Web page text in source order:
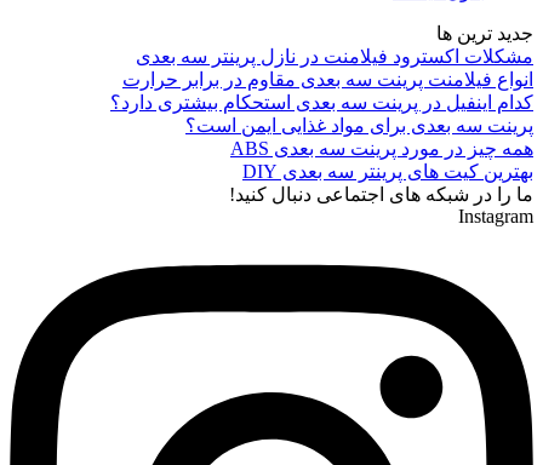
جدید ترین ها
مشکلات اکسترود فیلامنت در نازل پرینتر سه بعدی
انواع فیلامنت پرینت سه بعدی مقاوم در برابر حرارت
کدام اینفیل در پرینت سه بعدی استحکام بیشتری دارد؟
پرینت سه بعدی برای مواد غذایی ایمن است؟
همه چیز در مورد پرینت سه بعدی ABS
بهترین کیت های پرینتر سه بعدی DIY
ما را در شبکه های اجتماعی دنبال کنید!
Instagram